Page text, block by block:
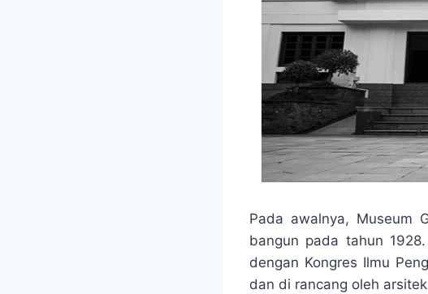
Pada awalnya, Museum
bangun pada tahun
dengan Kongres Ilmu
dan di rancang oleh